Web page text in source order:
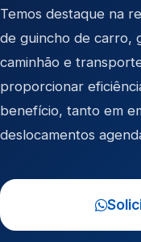
Temos destaque na
de guincho de carro,
caminhão e
proporcionar
benefício, tanto em
deslocamentos